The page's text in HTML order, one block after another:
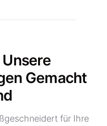
Unsere
Gemacht
für Ihre